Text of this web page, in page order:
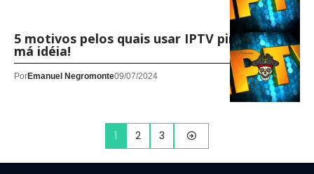
5 motivos pelos quais usar IPTV pirata é uma
má idéia!
PorEmanuel Negromonte09/07/2024
1 2 3